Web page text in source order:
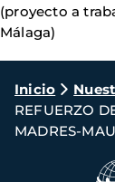
(proyecto a
Málaga)
Ruta
de
Inicio
REFUERZO
MADRES-